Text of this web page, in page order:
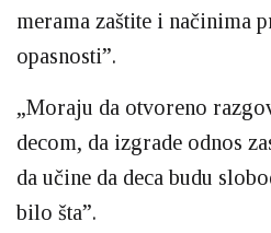
merama zaštite i načinima
opasnosti”.
„Moraju da otvoreno
decom, da izgrade odnos
da učine da deca budu
bilo šta”.